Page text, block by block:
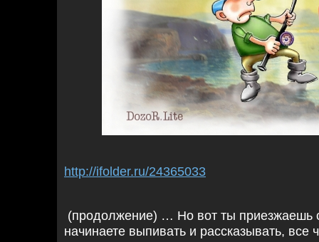
http://ifolder.ru/24365033
(продолжение) … Но вот ты приезжаешь
начинаете выпивать и рассказывать, все